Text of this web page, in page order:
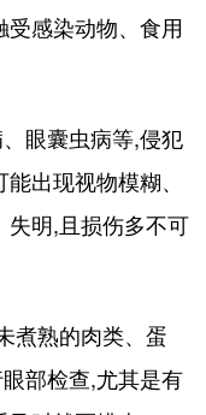
感染动物、食用
眼囊虫病等,侵犯
出现视物模糊、
失明,且损伤多不可
熟的肉类、蛋
部检查,尤其是有